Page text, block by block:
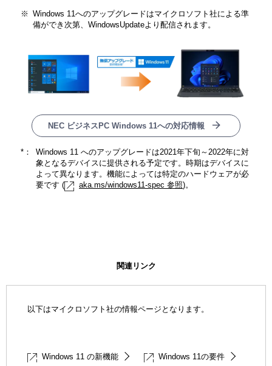
※ Windows 11へのアップグレードはマイクロソフト社による準
備ができ次第、WindowsUpdateより配信されます。
NEC ビジネスPC Windows 11への対応情報
*：
Windows 11 へのアップグレードは2021年下旬～2022年に対
象となるデバイスに提供される予定です。時期はデバイスに
よって異なります。機能によっては特定のハードウェアが必
要です (
aka.ms/windows11-spec 参照)。
関連リンク
以下はマイクロソフト社の情報ページとなります。
Windows 11 の新機能 Windows 11の要件